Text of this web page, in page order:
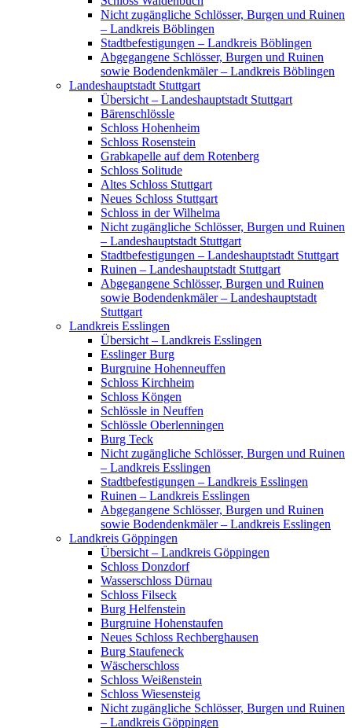
Nicht zugängliche Schlösser, Burgen und Ruinen
– Landkreis Böblingen
Stadtbefestigungen – Landkreis Böblingen
Abgegangene Schlösser, Burgen und Ruinen
sowie Bodendenkmäler – Landkreis Böblingen
Landeshauptstadt Stuttgart
Übersicht – Landeshauptstadt Stuttgart
Bärenschlössle
Schloss Hohenheim
Schloss Rosenstein
Grabkapelle auf dem Rotenberg
Schloss Solitude
Altes Schloss Stuttgart
Neues Schloss Stuttgart
Schloss in der Wilhelma
Nicht zugängliche Schlösser, Burgen und Ruinen
– Landeshauptstadt Stuttgart
Stadtbefestigungen – Landeshauptstadt Stuttgart
Ruinen – Landeshauptstadt Stuttgart
Abgegangene Schlösser, Burgen und Ruinen
sowie Bodendenkmäler – Landeshauptstadt
Stuttgart
Landkreis Esslingen
Übersicht – Landkreis Esslingen
Esslinger Burg
Burgruine Hohenneuffen
Schloss Kirchheim
Schloss Köngen
Schlössle in Neuffen
Schlössle Oberlenningen
Burg Teck
Nicht zugängliche Schlösser, Burgen und Ruinen
– Landkreis Esslingen
Stadtbefestigungen – Landkreis Esslingen
Ruinen – Landkreis Esslingen
Abgegangene Schlösser, Burgen und Ruinen
sowie Bodendenkmäler – Landkreis Esslingen
Landkreis Göppingen
Übersicht – Landkreis Göppingen
Schloss Donzdorf
Wasserschloss Dürnau
Schloss Filseck
Burg Helfenstein
Burgruine Hohenstaufen
Neues Schloss Rechberghausen
Burg Staufeneck
Wäscherschloss
Schloss Weißenstein
Schloss Wiesensteig
Nicht zugängliche Schlösser, Burgen und Ruinen
– Landkreis Göppingen